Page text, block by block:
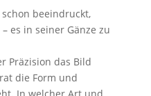
beeindruckt,
es in seiner Gänze zu
Präzision das Bild
die Form und